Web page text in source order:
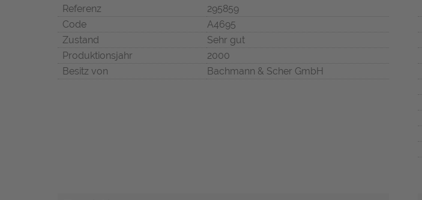
Referenz
295859
Code
A4695
Zustand
Sehr gut
Produktionsjahr
2000
Besitz von
Bachmann & Scher GmbH